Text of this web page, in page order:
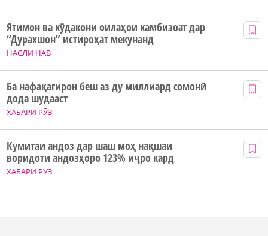
НАСЛИ НАВ
Ятимон ва кӯдакони оилаҳои камбизоат дар
“Дурахшон” истироҳат мекунанд
ХАБАРИ РӮЗ
Ба нафақагирон беш аз ду миллиард сомонӣ
дода шудааст
ХАБАРИ РӮЗ
Кумитаи андоз дар шаш моҳ нақшаи
воридоти андозҳоро 123% иҷро кард